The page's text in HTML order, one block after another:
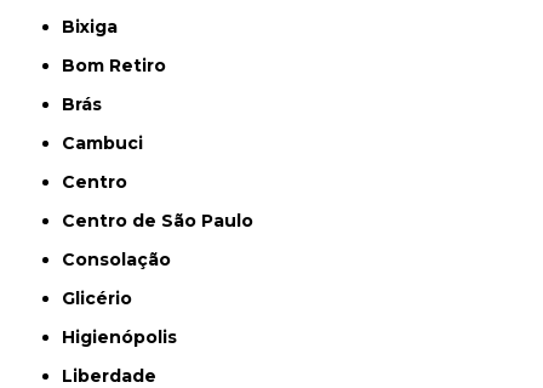
Bixiga
Bom Retiro
Brás
Cambuci
Centro
Centro de São Paulo
Consolação
Glicério
Higienópolis
Liberdade